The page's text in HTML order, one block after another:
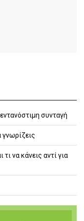
συνταγή
γνωρίζεις
τι να κάνεις αντί για